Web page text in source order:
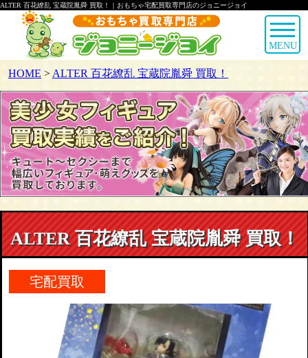
ALTER 百花繚乱 宝蔵院胤舜 買取！｜おもちゃ宅配買取専門店のジョニージョイ
MENU
HOME > ALTER 百花繚乱 宝蔵院胤舜 買取！
ALTER 百花繚乱 宝蔵院胤舜 買取！
宅配買取